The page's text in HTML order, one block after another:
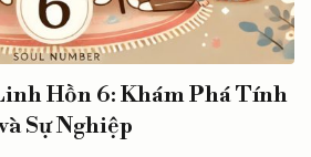
Hồn 6: Khám Phá Tính
Sự Nghiệp